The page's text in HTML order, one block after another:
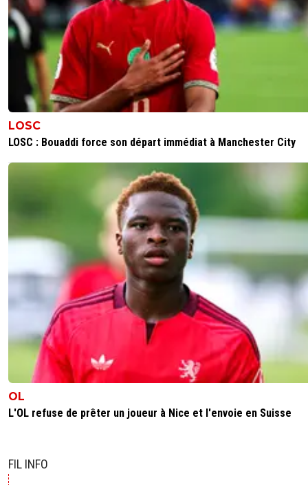
LOSC
LOSC : Bouaddi force son départ immédiat à Manchester City
OL
L'OL refuse de prêter un joueur à Nice et l'envoie en Suisse
FIL INFO